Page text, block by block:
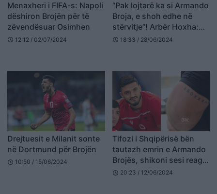
Menaxheri i FIFA-s: Napoli
dëshiron Brojën për të
zëvendësuar Osimhen
schedule 12:12 / 02/07/2024
“Pak lojtarë ka si Armando
Broja, e shoh edhe në
stërvitje”! Arbër Hoxha:
Është nga më të shpejtit
schedule 18:33 / 28/06/2024
Drejtuesit e Milanit sonte
në Dortmund për Brojën
schedule 10:50 / 15/06/2024
Tifozi i Shqipërisë bën
tautazh emrin e Armando
Brojës, shikoni sesi reagoi
sulmuesi ynë kur e pa
schedule 20:23 / 12/06/2024